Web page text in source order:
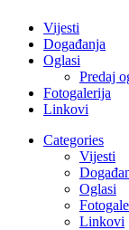
Vijesti
Događanja
Oglasi
Predaj
Fotogalerija
Linkovi
Categories
Vijesti
Oglasi
Linkovi